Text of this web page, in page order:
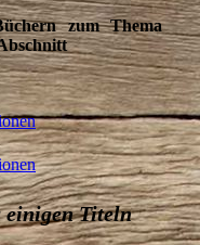
zum Thema
einigen Titeln